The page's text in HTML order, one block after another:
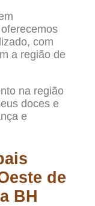
com
a região de
na região
doces e
e
de
BH